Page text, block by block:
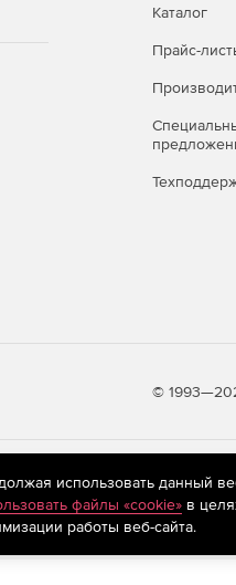
Каталог
Прайс-
©
применяются
относящихся к
использовать данный
файлы «cookie»в
работы веб-сайта.